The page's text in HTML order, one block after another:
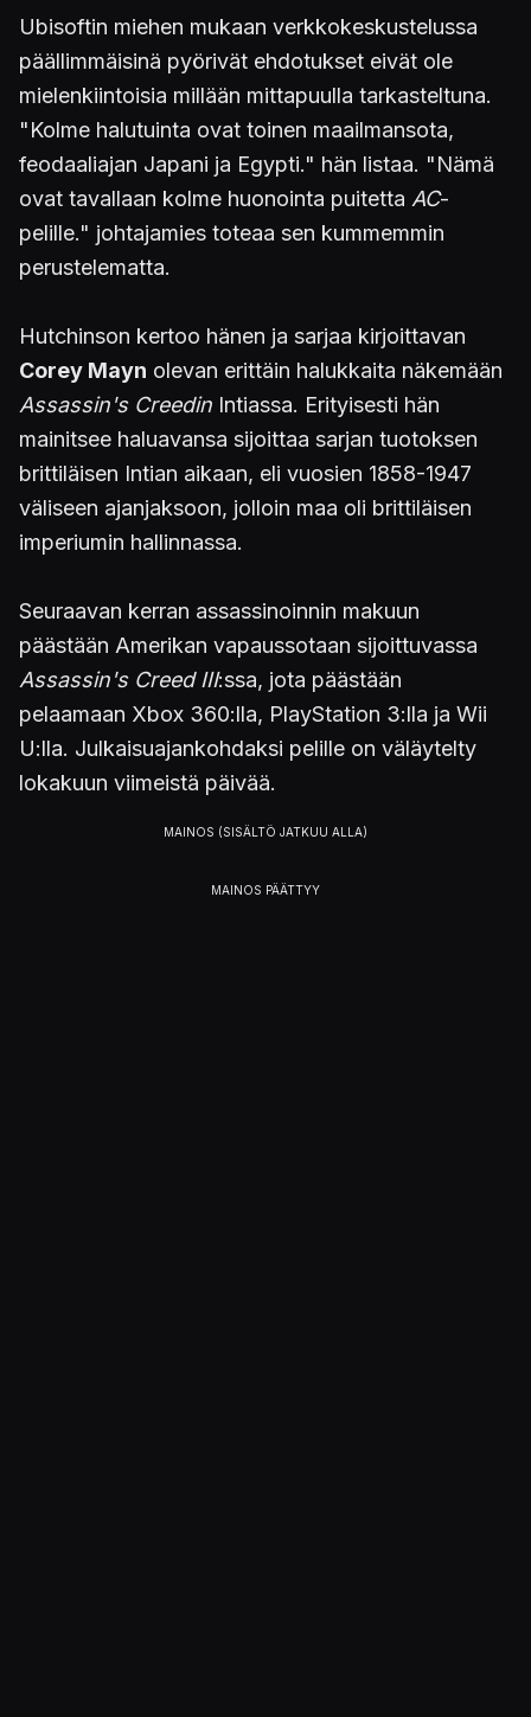
Ubisoftin miehen mukaan verkkokeskustelussa
päällimmäisinä pyörivät ehdotukset eivät ole
mielenkiintoisia millään mittapuulla tarkasteltuna.
"Kolme halutuinta ovat toinen maailmansota,
feodaaliajan Japani ja Egypti." hän listaa. "Nämä
ovat tavallaan kolme huonointa puitetta AC-
pelille." johtajamies toteaa sen kummemmin
perustelematta.
Hutchinson kertoo hänen ja sarjaa kirjoittavan
Corey Mayn olevan erittäin halukkaita näkemään
Assassin's Creedin Intiassa. Erityisesti hän
mainitsee haluavansa sijoittaa sarjan tuotoksen
brittiläisen Intian aikaan, eli vuosien 1858-1947
väliseen ajanjaksoon, jolloin maa oli brittiläisen
imperiumin hallinnassa.
Seuraavan kerran assassinoinnin makuun
päästään Amerikan vapaussotaan sijoittuvassa
Assassin's Creed III:ssa, jota päästään
pelaamaan Xbox 360:lla, PlayStation 3:lla ja Wii
U:lla. Julkaisuajankohdaksi pelille on väläytelty
lokakuun viimeistä päivää.